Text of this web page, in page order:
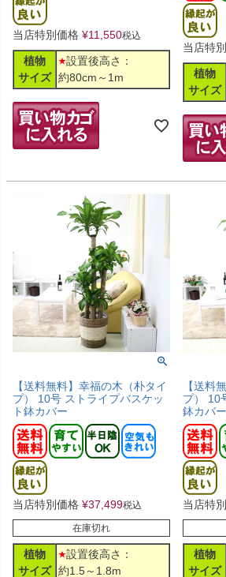
当店特別価格 ¥11,550税込
植物
サイズ
設置後高さ：
約80cm～1m
当店特
植物
サイズ
【送料無料】幸福の木（朴タイ
プ） 10号 ストライプバスケッ
ト鉢カバー
当店特別価格 ¥37,499税込
在庫切れ
植物
サイズ
設置後高さ：
約1.5～1.8m
【送料
プ） 10
鉢カバー
当店特
植物
サイズ